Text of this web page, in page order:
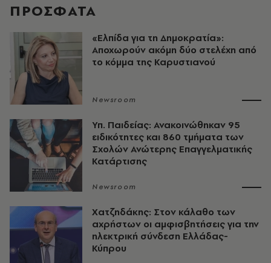
ΠΡΟΣΦΑΤΑ
«Ελπίδα για τη Δημοκρατία»:
Αποχωρούν ακόμη δύο στελέχη από
το κόμμα της Καρυστιανού
Newsroom
Υπ. Παιδείας: Ανακοινώθηκαν 95
ειδικότητες και 860 τμήματα των
Σχολών Ανώτερης Επαγγελματικής
Κατάρτισης
Newsroom
Χατζηδάκης: Στον κάλαθο των
αχρήστων οι αμφισβητήσεις για την
ηλεκτρική σύνδεση Ελλάδας-
Κύπρου